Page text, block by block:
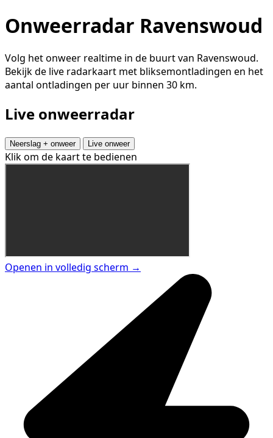
Onweerradar Ravenswoud
Volg het onweer realtime in de buurt van Ravenswoud.
Bekijk de live radarkaart met bliksemontladingen en het
aantal ontladingen per uur binnen 30 km.
Live onweerradar
Neerslag + onweer Live onweer
Klik om de kaart te bedienen
Openen in volledig scherm →